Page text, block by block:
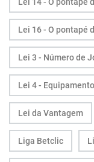
Lei 16 - O pontapé
Lei 3 - Número de
Lei 4 -
Lei da Vantagem
Liga Betclic